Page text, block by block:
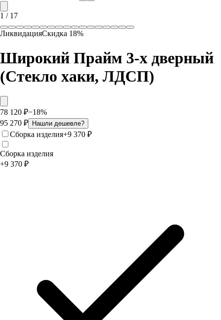
1 / 17
ЛиквидацияСкидка 18%
Широкий Прайм 3-х дверный
(Стекло хаки, ЛДСП)
78 120 ₽−18%
95 270 ₽ Нашли дешевле?
Сборка изделия+9 370 ₽
Сборка изделия
+9 370 ₽